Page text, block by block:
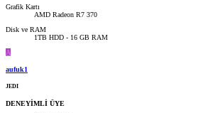
Grafik Kartı
AMD Radeon R7 370
Disk ve RAM
1TB HDD - 16 GB RAM
A
aufuk1
JEDI
DENEYİMLİ ÜYE